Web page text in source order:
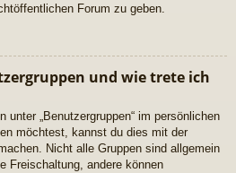
Forum zu geben.
und wie trete ich
unter „Benutzergruppen“ im persönlichen
möchtest, kannst du dies mit der
Nicht alle Gruppen sind allgemein
Freischaltung, andere können